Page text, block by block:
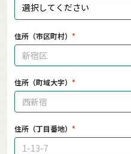
選択してください
住所（市区町村）
住所（町域大字）
住所（丁目番地）